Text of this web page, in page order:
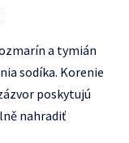
a tymián
sodíka. Korenie
poskytujú
nahradiť